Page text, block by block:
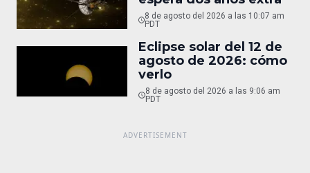
8 de agosto del 2026 a las 10:07 am
PDT
Eclipse solar del 12 de
agosto de 2026: cómo
verlo
8 de agosto del 2026 a las 9:06 am
PDT